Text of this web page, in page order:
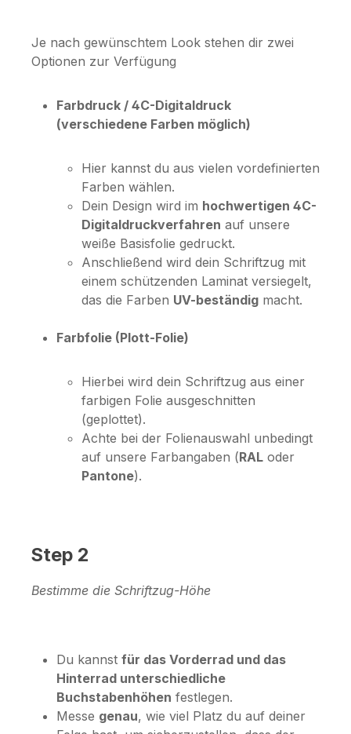
Je nach gewünschtem Look stehen dir zwei
Optionen zur Verfügung
Farbdruck / 4C-Digitaldruck
(verschiedene Farben möglich)
Hier kannst du aus vielen vordefinierten
Farben wählen.
Dein Design wird im hochwertigen 4C-
Digitaldruckverfahren auf unsere
weiße Basisfolie gedruckt.
Anschließend wird dein Schriftzug mit
einem schützenden Laminat versiegelt,
das die Farben UV-beständig macht.
Farbfolie (Plott-Folie)
Hierbei wird dein Schriftzug aus einer
farbigen Folie ausgeschnitten
(geplottet).
Achte bei der Folienauswahl unbedingt
auf unsere Farbangaben (RAL oder
Pantone).
Step 2
Bestimme die Schriftzug-Höhe
Du kannst für das Vorderrad und das
Hinterrad unterschiedliche
Buchstabenhöhen festlegen.
Messe genau, wie viel Platz du auf deiner